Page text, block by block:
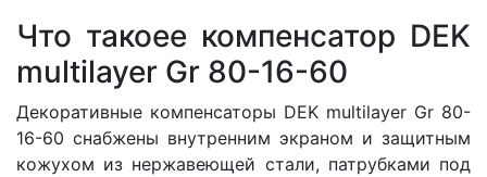
Что такоее компенсатор DEK
multilayer Gr 80-16-60
Декоративные компенсаторы DEK multilayer Gr 80-
16-60 снабжены внутренним экраном и защитным
кожухом из нержавеющей стали, патрубками под